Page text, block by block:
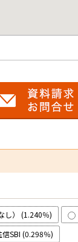
し） (1.240％)
信SBI (0.298％)